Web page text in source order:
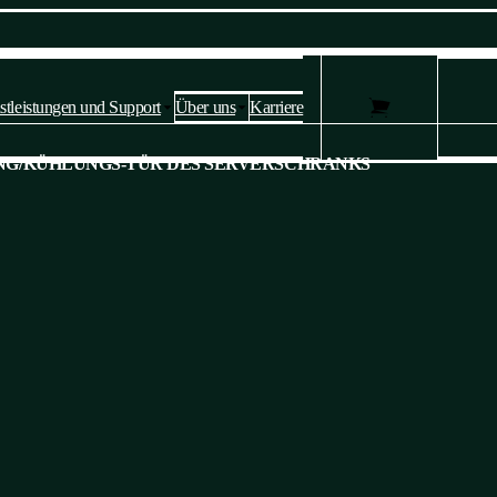
und Support Über uns Karriere
/KÜHLUNGS-TÜR DES SERVERSCHRANKS
Datenschutzeinstellungen und
Cookies 🍪